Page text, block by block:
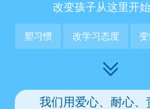
改变孩子从这里开
塑习惯 改学习态度
我们用爱心、耐心、